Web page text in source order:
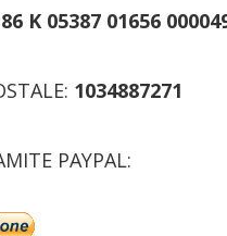
K 05387 01656
1034887271
PAYPAL: